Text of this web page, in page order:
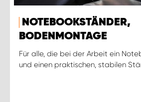
NOTEBOOKSTÄNDER,
BODENMONTAGE
Für alle, die bei der Arbeit ein
und einen praktischen, stabilen